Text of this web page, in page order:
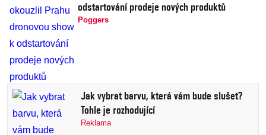
odstartování prodeje nových produktů
Poggers
Jak vybrat barvu, která vám bude slušet?
Tohle je rozhodující
Reklama